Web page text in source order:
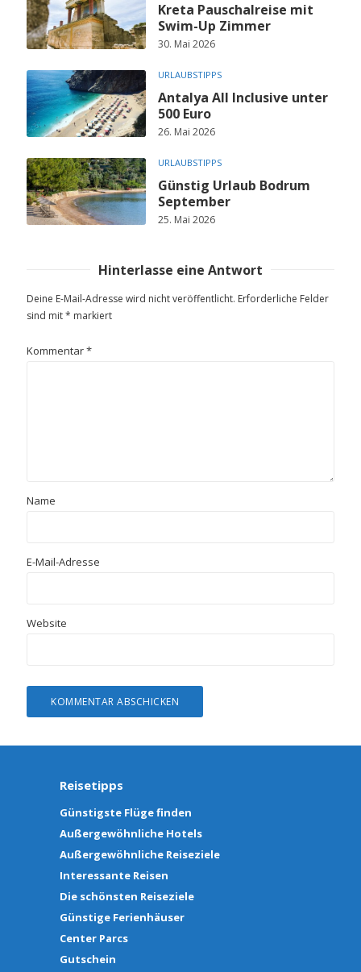
Kreta Pauschalreise mit
Swim-Up Zimmer
30. Mai 2026
URLAUBSTIPPS
Antalya All Inclusive unter
500 Euro
26. Mai 2026
URLAUBSTIPPS
Günstig Urlaub Bodrum
September
25. Mai 2026
Hinterlasse eine Antwort
Deine E-Mail-Adresse wird nicht veröffentlicht. Erforderliche Felder
sind mit* markiert
Kommentar*
Name
E-Mail-Adresse
Website
Reisetipps
Günstigste Flüge finden
Außergewöhnliche Hotels
Außergewöhnliche Reiseziele
Interessante Reisen
Die schönsten Reiseziele
Günstige Ferienhäuser
Center Parcs
Gutschein